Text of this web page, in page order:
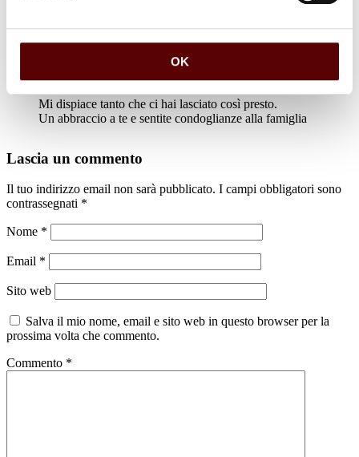
OK
Rispondi
Mi dispiace tanto che ci hai lasciato così presto.
Un abbraccio a te e sentite condoglianze alla famiglia
Lascia un commento
Il tuo indirizzo email non sarà pubblicato. I campi obbligatori sono
contrassegnati *
Nome *
Email *
Sito web
Salva il mio nome, email e sito web in questo browser per la
prossima volta che commento.
Commento *